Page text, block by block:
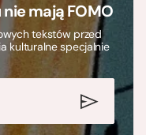
mają FOMO
tekstów przed
kulturalne specjalnie